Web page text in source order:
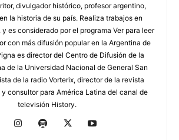
divulgador histórico, profesor argentino,
la historia de su país. Realiza trabajos en
es considerado por el programa Ver para leer
con más difusión popular en la Argentina de
es director del Centro de Difusión de la
de la Universidad Nacional de General San
de la radio Vorterix, director de la revista
consultor para América Latina del canal de
televisión History.